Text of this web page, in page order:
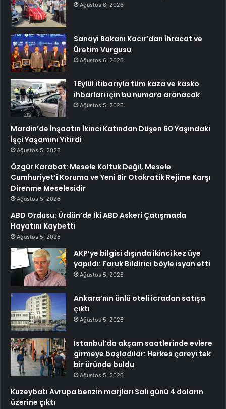
Ağustos 6, 2026
Sanayi Bakanı Kacır’dan İhracat ve
Üretim Vurgusu
Ağustos 6, 2026
1 Eylül itibarıyla tüm kaza ve kasko
ihbarları için bu numara aranacak
Ağustos 5, 2026
Mardin’de İnşaatın İkinci Katından Düşen 60 Yaşındaki
İşçi Yaşamını Yitirdi
Ağustos 5, 2026
Özgür Karabat: Mesele Koltuk Değil, Mesele
Cumhuriyet’i Koruma ve Yeni Bir Otokratik Rejime Karşı
Direnme Meselesidir
Ağustos 5, 2026
ABD Ordusu: Ürdün’de İki ABD Askeri Çatışmada
Hayatını Kaybetti
Ağustos 5, 2026
AKP’ye bilgisi dışında ikinci kez üye
yapıldı: Faruk Bildirici böyle isyan etti
Ağustos 5, 2026
Ankara’nın ünlü oteli icradan satışa
çıktı
Ağustos 5, 2026
İstanbul’da akşam saatlerinde evlere
girmeye başladılar: Herkes çareyi tek
bir üründe buldu
Ağustos 5, 2026
Kuzeybatı Avrupa benzin marjları Salı günü 4 doların
üzerine çıktı